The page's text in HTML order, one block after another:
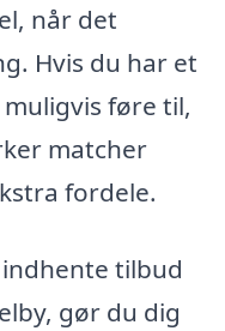
når det
Hvis du har et
føre til,
matcher
fordele.
tilbud
gør du dig